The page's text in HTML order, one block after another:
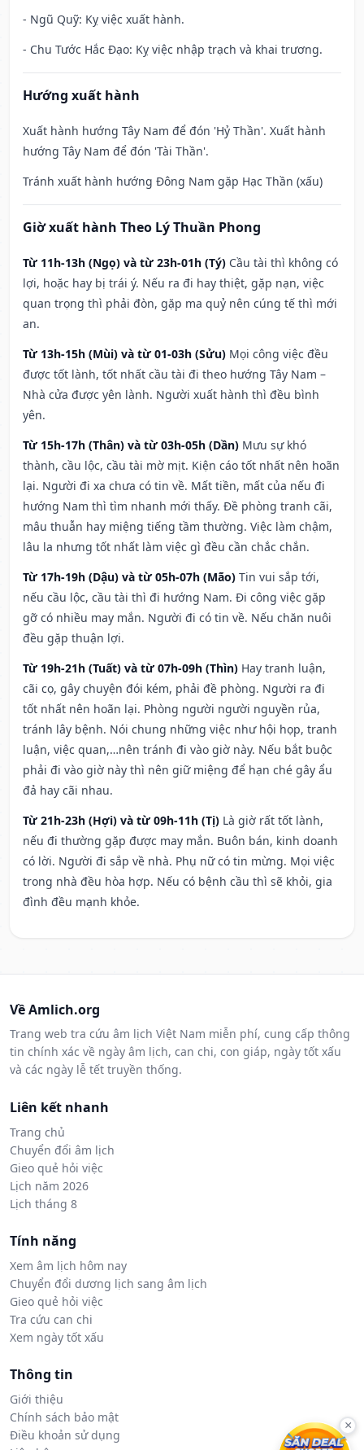
- Ngũ Quỹ: Kỵ việc xuất hành.
- Chu Tước Hắc Đạo: Kỵ việc nhập trạch và khai trương.
Hướng xuất hành
Xuất hành hướng Tây Nam để đón 'Hỷ Thần'. Xuất hành
hướng Tây Nam để đón 'Tài Thần'.
Tránh xuất hành hướng Đông Nam gặp Hạc Thần (xấu)
Giờ xuất hành Theo Lý Thuần Phong
Từ 11h-13h (Ngọ) và từ 23h-01h (Tý) Cầu tài thì không có
lợi, hoặc hay bị trái ý. Nếu ra đi hay thiệt, gặp nạn, việc
quan trọng thì phải đòn, gặp ma quỷ nên cúng tế thì mới
an.
Từ 13h-15h (Mùi) và từ 01-03h (Sửu) Mọi công việc đều
được tốt lành, tốt nhất cầu tài đi theo hướng Tây Nam –
Nhà cửa được yên lành. Người xuất hành thì đều bình
yên.
Từ 15h-17h (Thân) và từ 03h-05h (Dần) Mưu sự khó
thành, cầu lộc, cầu tài mờ mịt. Kiện cáo tốt nhất nên hoãn
lại. Người đi xa chưa có tin về. Mất tiền, mất của nếu đi
hướng Nam thì tìm nhanh mới thấy. Đề phòng tranh cãi,
mâu thuẫn hay miệng tiếng tầm thường. Việc làm chậm,
lâu la nhưng tốt nhất làm việc gì đều cần chắc chắn.
Từ 17h-19h (Dậu) và từ 05h-07h (Mão) Tin vui sắp tới,
nếu cầu lộc, cầu tài thì đi hướng Nam. Đi công việc gặp
gỡ có nhiều may mắn. Người đi có tin về. Nếu chăn nuôi
đều gặp thuận lợi.
Từ 19h-21h (Tuất) và từ 07h-09h (Thìn) Hay tranh luận,
cãi cọ, gây chuyện đói kém, phải đề phòng. Người ra đi
tốt nhất nên hoãn lại. Phòng người người nguyền rủa,
tránh lây bệnh. Nói chung những việc như hội họp, tranh
luận, việc quan,…nên tránh đi vào giờ này. Nếu bắt buộc
phải đi vào giờ này thì nên giữ miệng để hạn ché gây ẩu
đả hay cãi nhau.
Từ 21h-23h (Hợi) và từ 09h-11h (Tị) Là giờ rất tốt lành,
nếu đi thường gặp được may mắn. Buôn bán, kinh doanh
có lời. Người đi sắp về nhà. Phụ nữ có tin mừng. Mọi việc
trong nhà đều hòa hợp. Nếu có bệnh cầu thì sẽ khỏi, gia
đình đều mạnh khỏe.
Về Amlich.org
Trang web tra cứu âm lịch Việt Nam miễn phí, cung cấp thông
tin chính xác về ngày âm lịch, can chi, con giáp, ngày tốt xấu
và các ngày lễ tết truyền thống.
Liên kết nhanh
Trang chủ
Chuyển đổi âm lịch
Gieo quẻ hỏi việc
Lịch năm 2026
Lịch tháng 8
Tính năng
Xem âm lịch hôm nay
Chuyển đổi dương lịch sang âm lịch
Gieo quẻ hỏi việc
Tra cứu can chi
Xem ngày tốt xấu
Thông tin
Giới thiệu
Chính sách bảo mật
Điều khoản sử dụng
×